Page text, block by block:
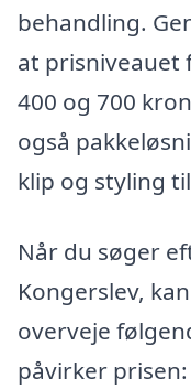
behandling.
at prisniveauet
400 og 700
også
klip og styling
Når du søger
Kongerslev,
overveje
påvirker prisen: